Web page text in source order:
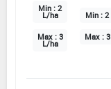
Min : 2
L/ha
Max : 3
L/ha
Min : 2
Max : 3